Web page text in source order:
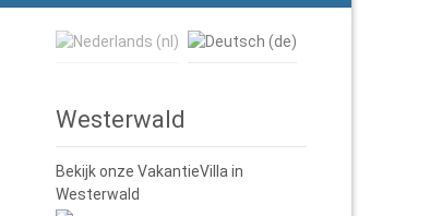
Westerwald
Bekijk onze VakantieVilla in
Westerwald